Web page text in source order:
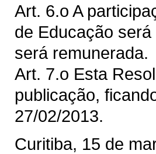
Art. 6.o A
de Educação
será remunerada.
Art. 7.o Esta
publicação,
27/02/2013.
Curitiba, 15 de